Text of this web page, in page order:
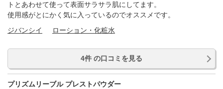
トとあわせて使って表面サラサラ肌にしてます。
使用感がとにかく気に入っているのでオススメです。
ジバンシイ
ローション・化粧水
4件 の口コミを見る
プリズムリーブル プレストパウダー